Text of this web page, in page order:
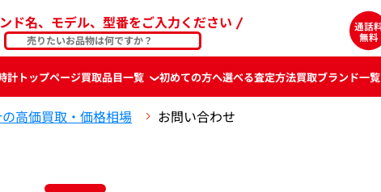
ド名、モデル、型番をご入力ください
計トップページ買取品目一覧 初めての方へ選べる査定方法買取ブランド一覧
高価買取・価格相場 お問い合わせ